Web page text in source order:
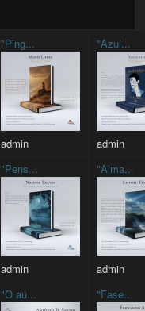
"Ping...
admin
"Azul...
admin
"Pens...
admin
"Alma...
admin
"O au... "Fase...